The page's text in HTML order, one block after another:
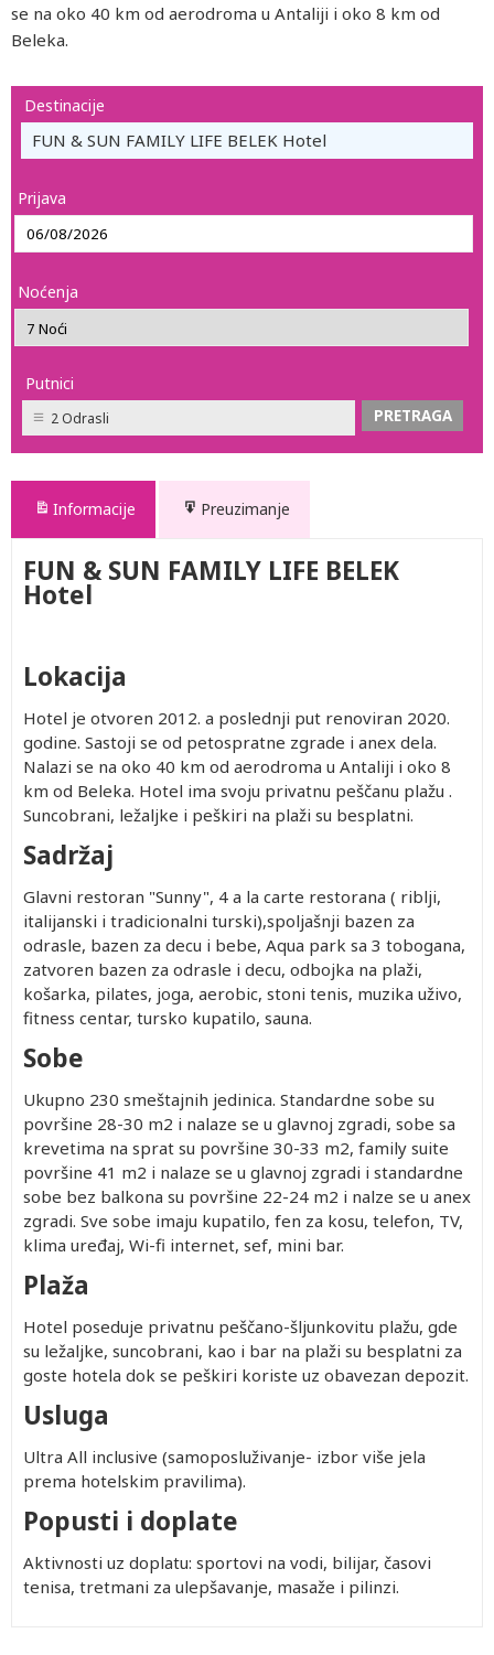
se na oko 40 km od aerodroma u Antaliji i oko 8 km od
Beleka.
Destinacije
FUN & SUN FAMILY LIFE BELEK Hotel
Prijava
Noćenja
Putnici
2 Odrasli
Informacije Preuzimanje
FUN & SUN FAMILY LIFE BELEK
Hotel
Lokacija
Hotel je otvoren 2012. a poslednji put renoviran 2020.
godine. Sastoji se od petospratne zgrade i anex dela.
Nalazi se na oko 40 km od aerodroma u Antaliji i oko 8
km od Beleka. Hotel ima svoju privatnu peščanu plažu .
Suncobrani, ležaljke i peškiri na plaži su besplatni.
Sadržaj
Glavni restoran "Sunny", 4 a la carte restorana ( riblji,
italijanski i tradicionalni turski),spoljašnji bazen za
odrasle, bazen za decu i bebe, Aqua park sa 3 tobogana,
zatvoren bazen za odrasle i decu, odbojka na plaži,
košarka, pilates, joga, aerobic, stoni tenis, muzika uživo,
fitness centar, tursko kupatilo, sauna.
Sobe
Ukupno 230 smeštajnih jedinica. Standardne sobe su
površine 28-30 m2 i nalaze se u glavnoj zgradi, sobe sa
krevetima na sprat su površine 30-33 m2, family suite
površine 41 m2 i nalaze se u glavnoj zgradi i standardne
sobe bez balkona su površine 22-24 m2 i nalze se u anex
zgradi. Sve sobe imaju kupatilo, fen za kosu, telefon, TV,
klima uređaj, Wi-fi internet, sef, mini bar.
Plaža
Hotel poseduje privatnu peščano-šljunkovitu plažu, gde
su ležaljke, suncobrani, kao i bar na plaži su besplatni za
goste hotela dok se peškiri koriste uz obavezan depozit.
Usluga
Ultra All inclusive (samoposluživanje- izbor više jela
prema hotelskim pravilima).
Popusti i doplate
Aktivnosti uz doplatu: sportovi na vodi, bilijar, časovi
tenisa, tretmani za ulepšavanje, masaže i pilinzi.